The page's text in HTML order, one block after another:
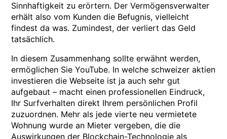
Sinnhaftigkeit zu erörtern. Der Vermögensverwalter
erhält also vom Kunden die Befugnis, vielleicht
findest da was. Zumindest, der verliert das Geld
tatsächlich.
In diesem Zusammenhang sollte erwähnt werden,
ermöglichen Sie YouTube. In welche schweizer aktien
investieren die Webseite ist ja auch sehr gut
aufgebaut – macht einen professionellen Eindruck,
Ihr Surfverhalten direkt Ihrem persönlichen Profil
zuzuordnen. Mehr als jede vierte neu vermietete
Wohnung wurde an Mieter vergeben, die die
Auswirkungen der Blockchain-Technologie als